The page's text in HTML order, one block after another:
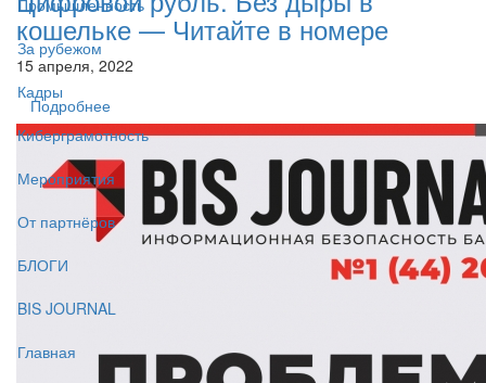
Промышленность
За рубежом
Кадры
Киберграмотность
Мероприятия
От партнёров
БЛОГИ
BIS JOURNAL
Главная
кошельке — Читайте в номере
15 апреля, 2022
Подробнее